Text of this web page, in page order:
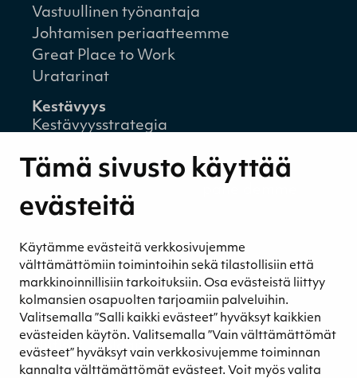
Tämä sivusto käyttää
evästeitä
Käytämme evästeitä verkkosivujemme
välttämättömiin toimintoihin sekä tilastollisiin että
markkinoinnillisiin tarkoituksiin. Osa evästeistä liittyy
kolmansien osapuolten tarjoamiin palveluihin.
Valitsemalla ”Salli kaikki evästeet” hyväksyt kaikkien
evästeiden käytön. Valitsemalla ”Vain välttämättömät
evästeet” hyväksyt vain verkkosivujemme toiminnan
kannalta välttämättömät evästeet. Voit myös valita
Vastuullinen työnantaja
Johtamisen periaatteemme
Great Place to Work
Uratarinat
Kestävyys
Kestävyysstrategia
Ympäristövastuu
hyvinvointi
Turvetuotannon kestävyys
Kestävyyden johtaminen
Retkeilykohteet
Media
Uutiset ja blogit
Podcast